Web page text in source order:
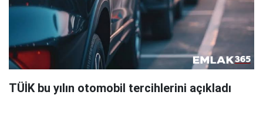
TÜİK bu yılın otomobil tercihlerini açıkladı